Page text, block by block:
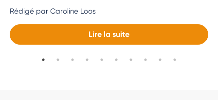
Rédigé par Caroline Loos
Lire la suite